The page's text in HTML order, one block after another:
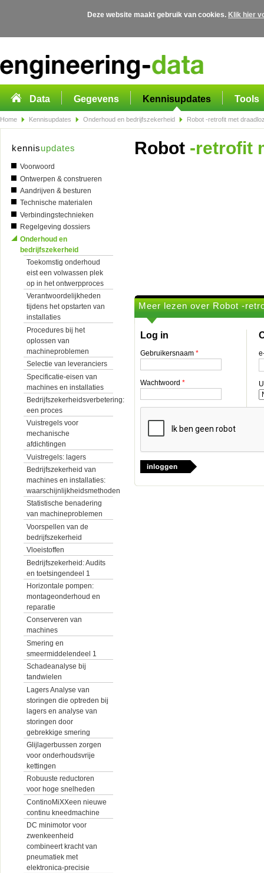
Deze website maakt gebruik van cookies. Klik hier
Data Gegevens Kennisupdates Tools
Home Kennisupdates Onderhoud en bedrijfszekerheid Robot -retrofit met
kennisupdates
Voorwoord
Ontwerpen & construeren
Aandrijven & besturen
Technische materialen
Verbindingstechnieken
Regelgeving dossiers
Onderhoud en
bedrijfszekerheid
Toekomstig onderhoud
eist een volwassen plek
op in het ontwerpproces
Verantwoordelijkheden
tijdens het opstarten van
installaties
Procedures bij het
oplossen van
machineproblemen
Selectie van leveranciers
Specificatie-eisen van
machines en installaties
Bedrijfszekerheidsverbetering:
een proces
Vuistregels voor
mechanische
afdichtingen
Vuistregels: lagers
Bedrijfszekerheid van
machines en installaties:
waarschijnlijkheidsmethoden
Statistische benadering
van machineproblemen
Voorspellen van de
bedrijfszekerheid
Vloeistoffen
Bedrijfszekerheid: Audits
en toetsingendeel 1
Horizontale pompen:
montageonderhoud en
reparatie
Conserveren van
machines
Smering en
smeermiddelendeel 1
Schadeanalyse bij
tandwielen
Lagers Analyse van
storingen die optreden bij
lagers en analyse van
storingen door
gebrekkige smering
Glijlagerbussen zorgen
voor onderhoudsvrije
kettingen
Robuuste reductoren
voor hoge snelheden
ContinoMiXXeen nieuwe
continu kneedmachine
DC minimotor voor
zwenkeenheid
combineert kracht van
pneumatiek met
elektronica-precisie
Robot -retrofit
Meer lezen over Robot -
Log in
Gebruikersnaam *
Wachtwoord *